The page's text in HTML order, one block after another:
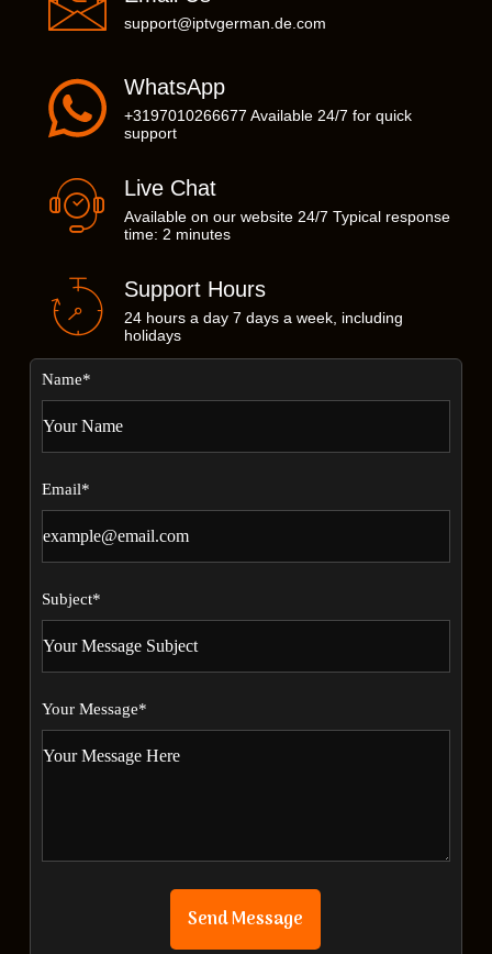
support@iptvgerman.de.com
WhatsApp
+3197010266677 Available 24/7 for quick
support
Live Chat
Available on our website 24/7 Typical response
time: 2 minutes
Support Hours
24 hours a day 7 days a week, including
holidays
Name*
Email*
Subject*
Your Message*
Send Message